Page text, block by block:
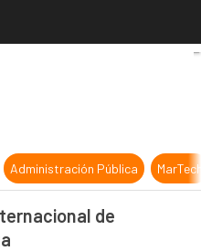
su hub
Administración Pública
de